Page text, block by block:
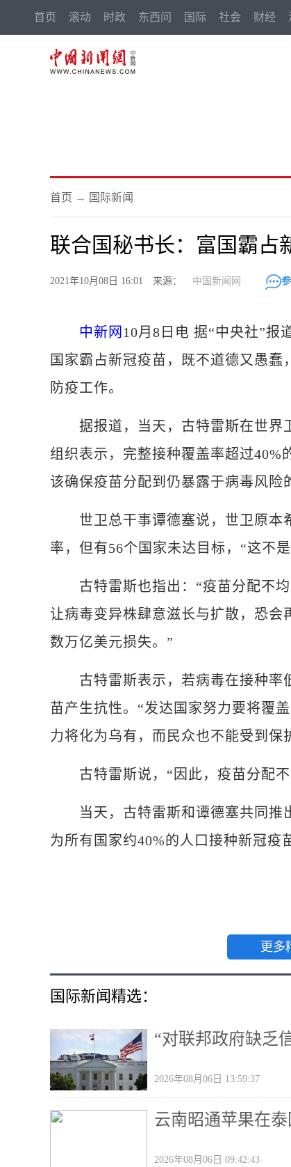
首页 滚动 时政 东西问 国际 社会 财经
首页 → 国际新闻
联合国秘书长：富国霸占
2021年10月08日 16:01 来源： 中国新闻网
中新网 10月8日电 据“中央社”报
国家霸占新冠疫苗，既不道德又愚
防疫工作。
据报道，当天，古特雷斯在世界
组织表示，完整接种覆盖率超过40%
该确保疫苗分配到仍暴露于病毒风险
世卫总干事谭德塞说，世卫原本
率，但有56个国家未达目标，“这不是
古特雷斯也指出：“疫苗分配不均
让病毒变异株肆意滋长与扩散，恐
数万亿美元损失。”
古特雷斯表示，若病毒在接种率
苗产生抗性。“发达国家努力要将覆
力将化为乌有，而民众也不能受到保
古特雷斯说，“因此，疫苗分配不
当天，古特雷斯和谭德塞共同推
为所有国家约40%的人口接种新冠疫
更多
国际新闻精选：
“对联邦政府缺乏
2026年08月06日 13:59:37
云南昭通苹果在
2026年08月06日 09:42:43